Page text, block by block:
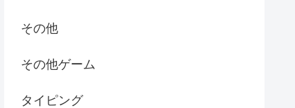
その他
その他ゲーム
タイピング